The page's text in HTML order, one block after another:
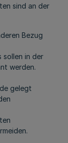
sind an der
Bezug
sollen in der
werden.
gelegt